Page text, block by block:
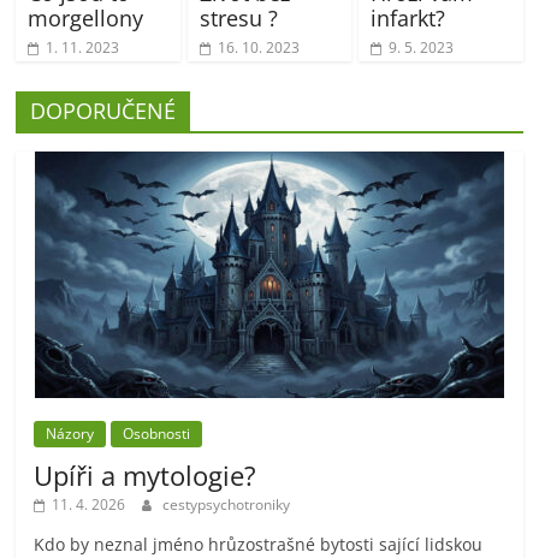
morgellony
1. 11. 2023
stresu ?
16. 10. 2023
infarkt?
9. 5. 2023
DOPORUČENÉ
Názory Osobnosti
Upíři a mytologie?
11. 4. 2026 cestypsychotroniky
Kdo by neznal jméno hrůzostrašné bytosti sající lidskou